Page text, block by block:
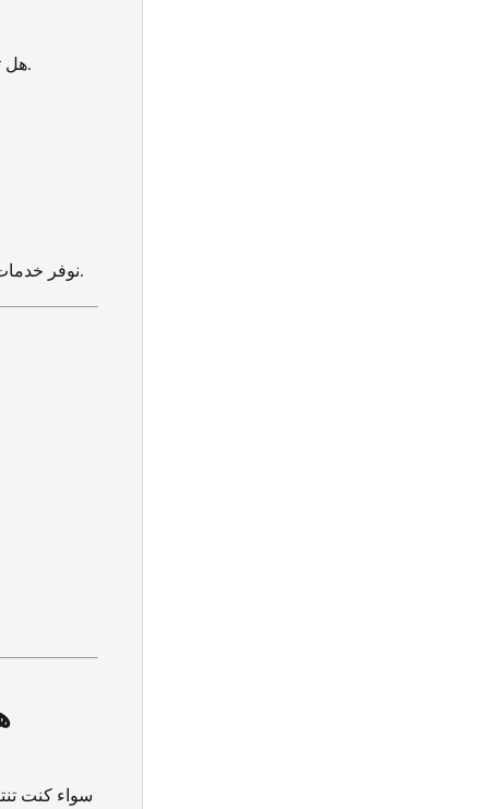
هل تحتاج إلى نقل قطعة واحدة فقط؟ نحن نوفر هذه الخدمة بأسعار مناسبة وبأعلى جودة.
نوفر خدمات تركيب الشاشات، الستائر، تجميع الأثاث، وتصليحات النجارة والكهرباء حسب الطلب.
سواء كنت